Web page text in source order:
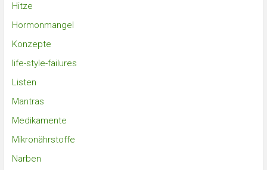
Hitze
Hormonmangel
Konzepte
life-style-failures
Listen
Mantras
Medikamente
Mikronährstoffe
Narben